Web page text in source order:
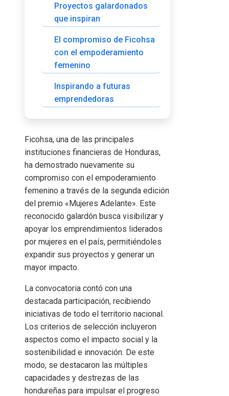
Proyectos galardonados
que inspiran
El compromiso de Ficohsa
con el empoderamiento
femenino
Inspirando a futuras
emprendedoras
Ficohsa, una de las principales
instituciones financieras de Honduras,
ha demostrado nuevamente su
compromiso con el empoderamiento
femenino a través de la segunda edición
del premio «Mujeres Adelante». Este
reconocido galardón busca visibilizar y
apoyar los emprendimientos liderados
por mujeres en el país, permitiéndoles
expandir sus proyectos y generar un
mayor impacto.
La convocatoria contó con una
destacada participación, recibiendo
iniciativas de todo el territorio nacional.
Los criterios de selección incluyeron
aspectos como el impacto social y la
sostenibilidad e innovación. De este
modo, se destacaron las múltiples
capacidades y destrezas de las
hondureñas para impulsar el progreso